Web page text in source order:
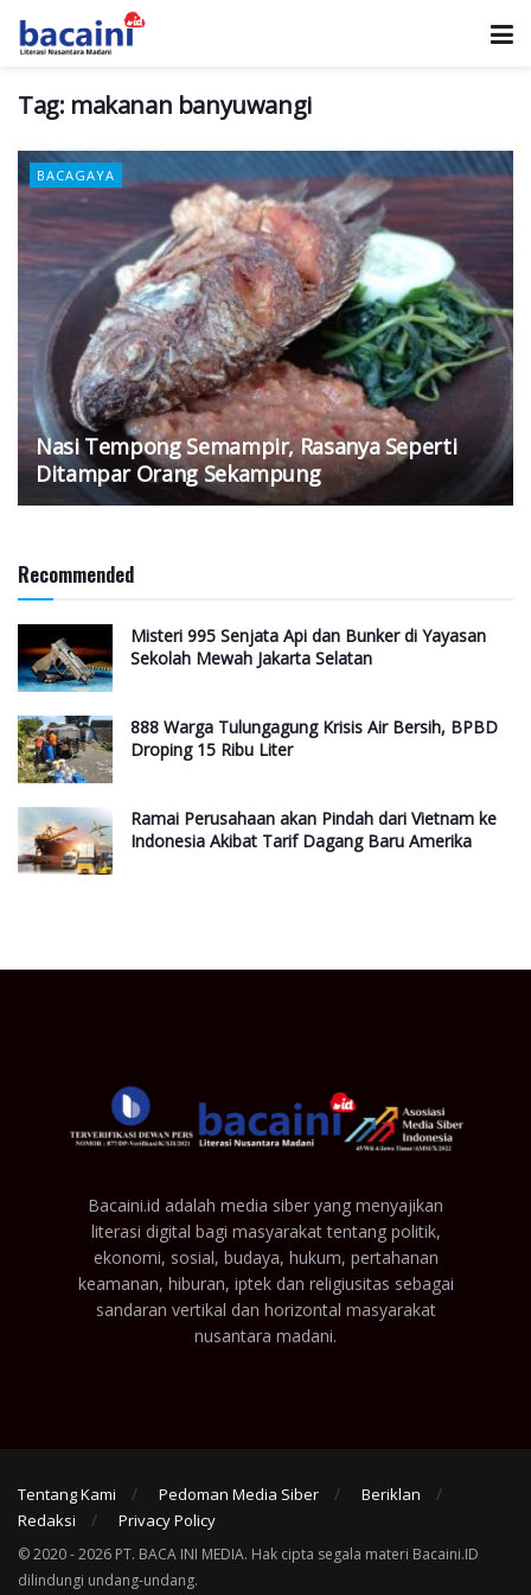
Tag: makanan banyuwangi
BACAGAYA
Nasi Tempong Semampir, Rasanya Seperti
Ditampar Orang Sekampung
Recommended
Misteri 995 Senjata Api dan Bunker di Yayasan
Sekolah Mewah Jakarta Selatan
888 Warga Tulungagung Krisis Air Bersih, BPBD
Droping 15 Ribu Liter
Ramai Perusahaan akan Pindah dari Vietnam ke
Indonesia Akibat Tarif Dagang Baru Amerika
Bacaini.id adalah media siber yang menyajikan
literasi digital bagi masyarakat tentang politik,
ekonomi, sosial, budaya, hukum, pertahanan
keamanan, hiburan, iptek dan religiusitas sebagai
sandaran vertikal dan horizontal masyarakat
nusantara madani.
Tentang Kami Pedoman Media Siber
Beriklan
Redaksi
Privacy Policy
© 2020 - 2026 PT. BACA INI MEDIA. Hak cipta segala materi Bacaini.ID
dilindungi undang-undang.